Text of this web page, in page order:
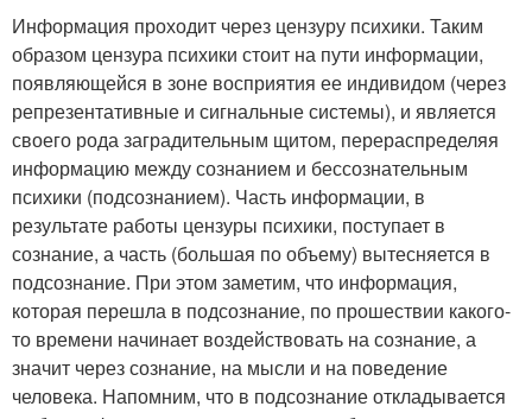
Информация проходит через цензуру психики. Таким
образом цензура психики стоит на пути информации,
появляющейся в зоне восприятия ее индивидом (через
репрезентативные и сигнальные системы), и является
своего рода заградительным щитом, перераспределяя
информацию между сознанием и бессознательным
психики (подсознанием). Часть информации, в
результате работы цензуры психики, поступает в
сознание, а часть (большая по объему) вытесняется в
подсознание. При этом заметим, что информация,
которая перешла в подсознание, по прошествии какого-
то времени начинает воздействовать на сознание, а
значит через сознание, на мысли и на поведение
человека. Напомним, что в подсознание откладывается